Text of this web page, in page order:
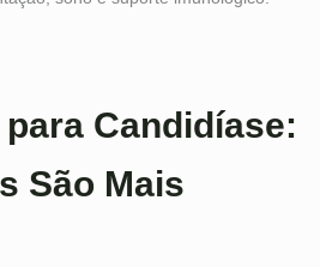
Candidíase:
São Mais